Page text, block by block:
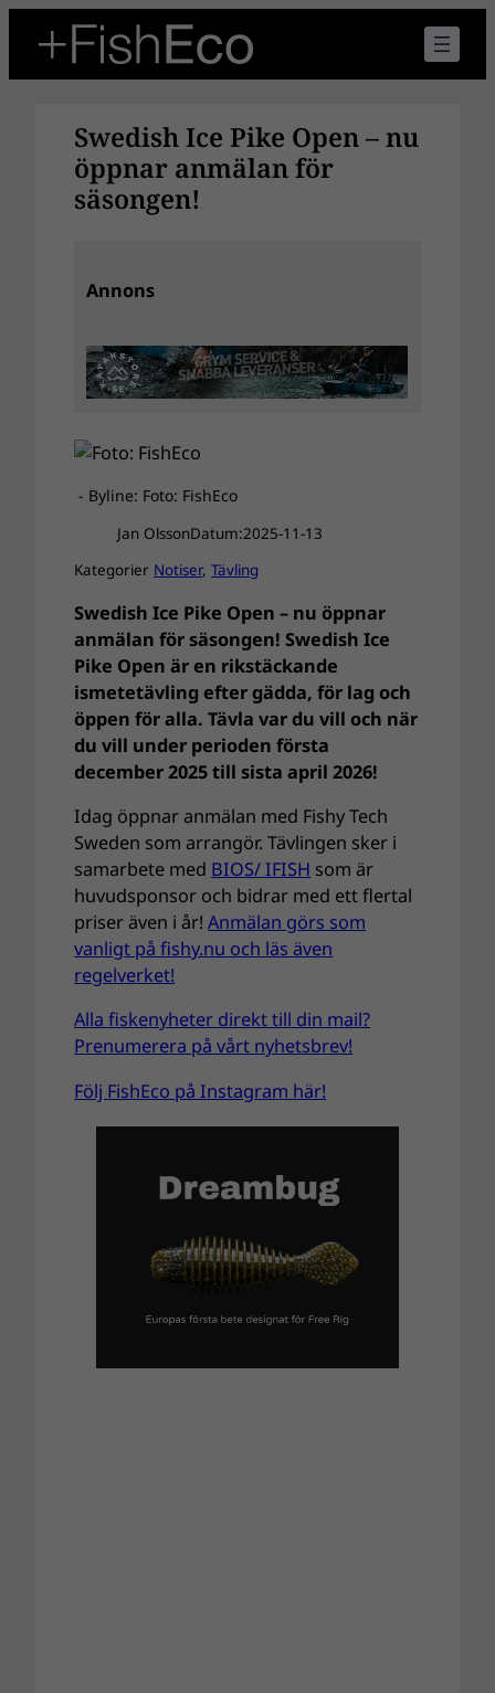
innehåll
Swedish Ice Pike Open – nu
öppnar anmälan för
säsongen!
Annons
- Byline: Foto: FishEco
Jan OlssonDatum:2025-11-13
Kategorier Notiser, Tävling
Swedish Ice Pike Open – nu öppnar
anmälan för säsongen! Swedish Ice
Pike Open är en rikstäckande
ismetetävling efter gädda, för lag och
öppen för alla. Tävla var du vill och när
du vill under perioden första
december 2025 till sista april 2026!
Idag öppnar anmälan med Fishy Tech
Sweden som arrangör. Tävlingen sker i
samarbete med BIOS/ IFISH som är
huvudsponsor och bidrar med ett flertal
priser även i år!Anmälan görs som
vanligt på fishy.nu och läs även
regelverket!
Alla fiskenyheter direkt till din mail?
Prenumerera på vårt nyhetsbrev!
Följ FishEco på Instagram här!